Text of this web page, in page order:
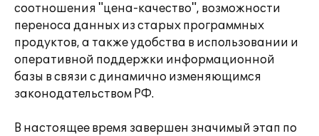
соотношения "цена-качество", возможности
переноса данных из старых программных
продуктов, а также удобства в использовании и
оперативной поддержки информационной
базы в связи с динамично изменяющимся
законодательством РФ.
В настоящее время завершен значимый этап по